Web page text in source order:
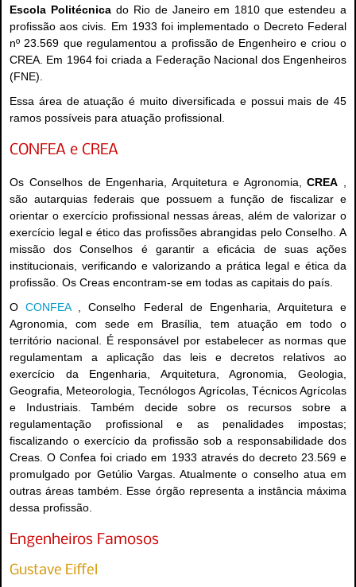
Escola Politécnicado Rio de Janeiro em 1810 que estendeu a
profissão aos civis. Em 1933 foi implementado o Decreto Federal
nº 23.569 que regulamentou a profissão de Engenheiro e criou o
CREA. Em 1964 foi criada a Federação Nacional dos Engenheiros
(FNE).
Essa área de atuação é muito diversificada e possui mais de 45
ramos possíveis para atuação profissional.
CONFEA e CREA
Os Conselhos de Engenharia, Arquitetura e Agronomia,CREA
são autarquias federais que possuem a função de fiscalizar e
orientar o exercício profissional nessas áreas, além de valorizar o
exercício legal e ético das profissões abrangidas pelo Conselho. A
missão dos Conselhos é garantir a eficácia de suas ações
institucionais, verificando e valorizando a prática legal e ética da
profissão. Os Creas encontram-se em todas as capitais do país.
OCONFEA, Conselho Federal de Engenharia, Arquitetura e
Agronomia, com sede em Brasília, tem atuação em todo o
território nacional. É responsável por estabelecer as normas que
regulamentam a aplicação das leis e decretos relativos ao
exercício da Engenharia, Arquitetura, Agronomia, Geologia,
Geografia, Meteorologia, Tecnólogos Agrícolas, Técnicos Agrícolas
e Industriais. Também decide sobre os recursos sobre a
regulamentação profissional e as penalidades impostas;
fiscalizando o exercício da profissão sob a responsabilidade dos
Creas. O Confea foi criado em 1933 através do decreto 23.569 e
promulgado por Getúlio Vargas. Atualmente o conselho atua em
outras áreas também. Esse órgão representa a instância máxima
dessa profissão.
Engenheiros Famosos
Gustave Eiffel